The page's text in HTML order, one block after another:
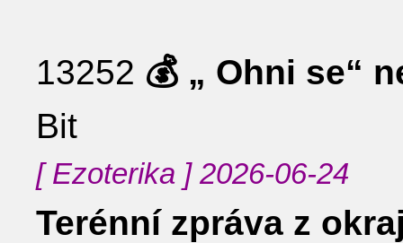
13252 💰 „ Ohni se“
Bit
[ Ezoterika ] 2026-06-24
Terénní zpráva z